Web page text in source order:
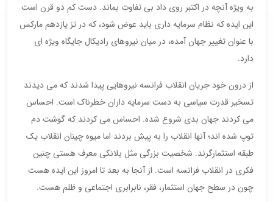
به ویژه آنچه در اکتبر روی داد بی تفاوت بماند. دست کم دو قرن است
این ایده که نظام سرمایه داری باید عوض شود، که در تز یازدهم مارکس
با عنوان تغییر جهان آمده، در میان نیروهای رادیکال جایگاه ویژه ای
دارد.
از درون خود جریان انقلاب فرانسه نیروهایی پیدا شدند که می دیدند
تسخیر قدرت سیاسی به دست سرمایه داران خطرناک است. احساس
می کردند جهان بدی شروع شده. احساس می کردند که گوشت دم
توپ شده اند؛ آنها انقلاب را به پیش بردند اما میوه چینان انقلاب یک
طبقه استثمارگرند. شخصیت بزرگی مثل بلانکی معرف هستی چنین
فکری در انقلاب فرانسه است. از آنجا به بعد تا امروز این ایده هست
چون در سطح جهان استثمار، فقر، نابرابری اجتماعی و ظلم هست.